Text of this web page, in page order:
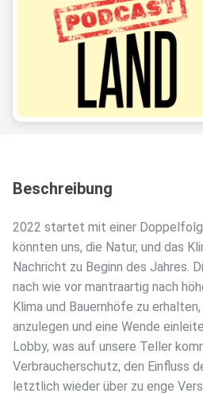
Beschreibung
2022 startet mit einer
könnten uns, die Natur, und das
Nachricht zu Beginn des Jahres.
nach wie vor mantraartig nach
Klima und Bauernhöfe zu
anzulegen und eine Wende
Lobby, was auf unsere Teller
Verbraucherschutz, den Einfluss
letztlich wieder über zu enge